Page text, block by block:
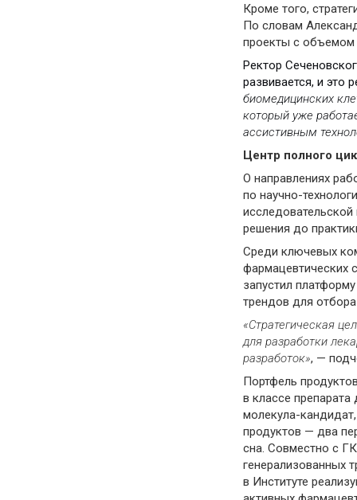
Кроме того,
По словам
проекты с объемом
Ректор
развивается, и это
биомедицинских
который уже
ассистивным
Центр полного
О направлениях
по научно-
решения до
Среди ключевых
фармацевтических
запустил
трендов для
«Стратегическая
для разработки
разработок», —
Портфель
в классе
молекула-
продуктов — два
сна. Совместно с
генерализованных
в Институте